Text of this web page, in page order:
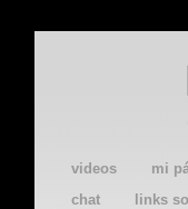
videos
mi
chat
links